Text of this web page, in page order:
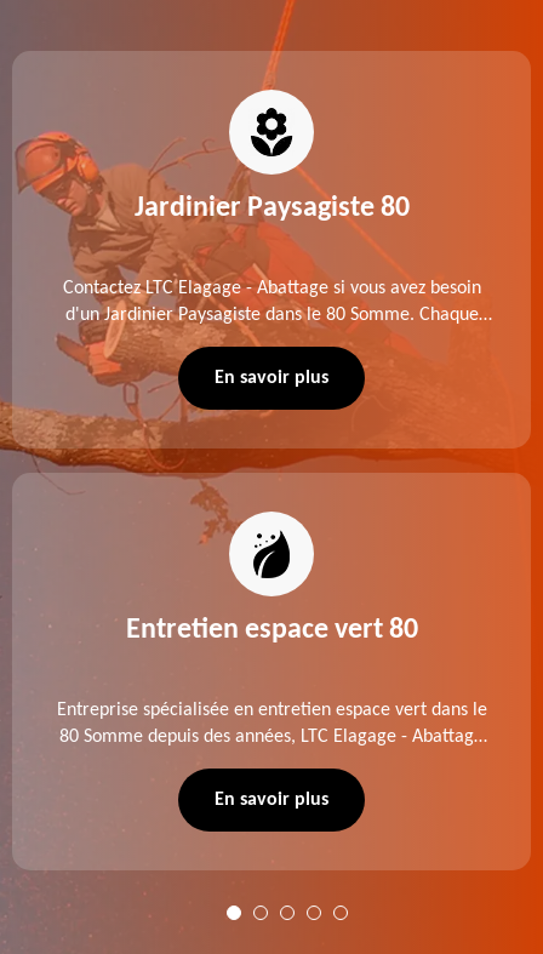
Jardinier Paysagiste 80
Contactez LTC Elagage - Abattage si vous avez besoin
d'un Jardinier Paysagiste dans le 80 Somme. Chaque
intervention est exécutée selon les normes en vigueur.
Découvrez un extérieur exceptionnel grâce à notre
En savoir plus
Entretien espace vert 80
Entreprise spécialisée en entretien espace vert dans le
80 Somme depuis des années, LTC Elagage - Abattage
de dessouchage et autre. Devis offert.
En savoir plus